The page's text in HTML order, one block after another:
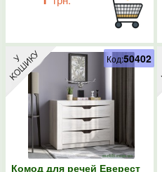
Комод для речей Еверест
Код:50402